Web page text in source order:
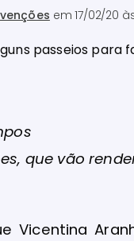
em17/02/20 às
que vão
Vicentina